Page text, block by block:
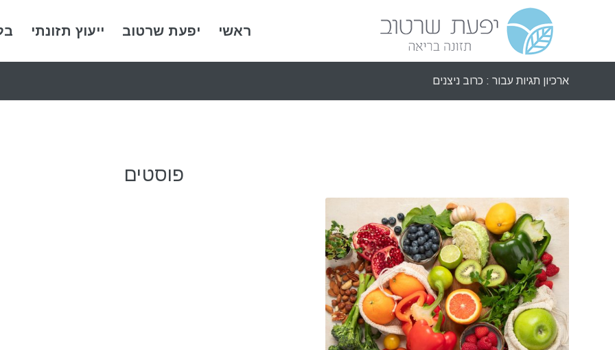
ראשי יפעת שרטוב ייעוץ תזונתי
ארכיון תגיות עבור : כרוב ניצנים
פוסטים